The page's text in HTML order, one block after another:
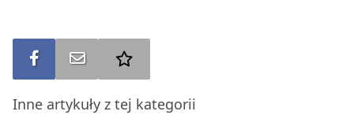
Udostępnij na FBWyślij na e-mail
Inne artykuły z tej kategorii